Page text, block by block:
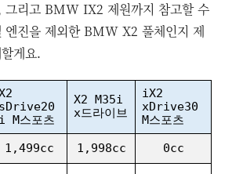
그리고 BMW IX2 제원까지 참고할 수
엔진을 제외한 BMW X2 풀체인지 제
게요.
sDrive20
i M스포츠
X2 M35i
x드라이브
iX2
xDrive30
M스포츠
1,499cc 1,998cc
0cc